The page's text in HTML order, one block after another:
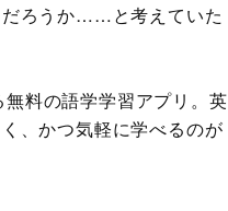
だろうか……と考えていた
料の語学学習アプリ。英
、かつ気軽に学べるのが